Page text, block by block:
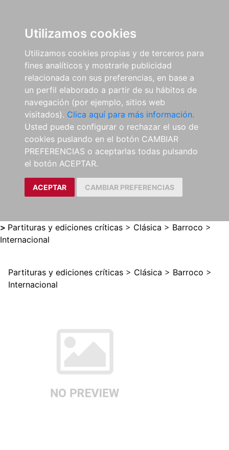
Utilizamos cookies
Utilizamos cookies propias y de terceros para
fines analíticos y mostrarle publicidad
relacionada con sus preferencias, en base a
un perfil elaborado a partir de su hábitos de
navegación (por ejemplo, sitios web
visitados). Clica aquí para más información.
Usted puede configurar o rechazar el uso de
cookies puslando en el botón CAMBIAR
PREFERENCIAS o aceptarlas todas pulsando
el botón ACEPTAR.
ACEPTAR CAMBIAR PREFERENCIAS
> Partituras y ediciones críticas > Clásica > Barroco >
Internacional
Partituras y ediciones críticas > Clásica > Barroco >
Internacional